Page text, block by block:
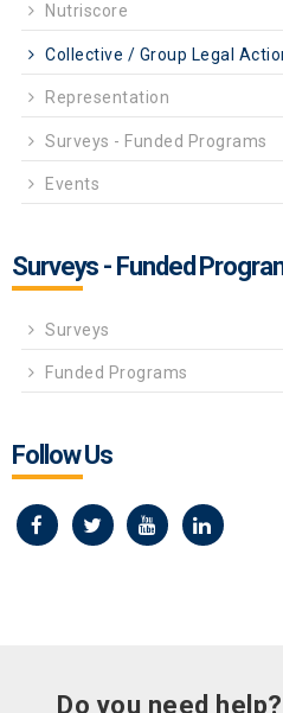
Nutriscore
Collective / Group Legal
Representation
Surveys - Funded Programs
Events
Surveys - Funded
Surveys
Funded Programs
Follow Us
Do you need help?